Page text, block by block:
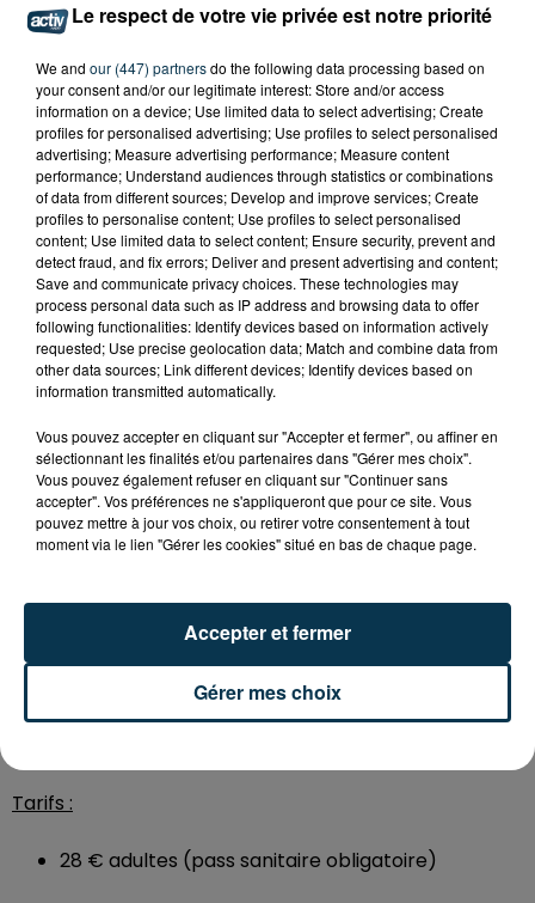
Tom Villa sur la scène de Montrond-les-Bains : il
dégaine façon sniper son humour malin et ses
punchlines bien senties.
Venez assister à sa remise de trophées
malicieusement décalée : le comédien et chroniqueur
a enfilé son smoking pour une cérémonie de remise
de prix bien personnelle, de l’écologie aux médias, des
réseaux sociaux au racisme, des gilets jaunes aux
mariages à thèmes, de la chirurgie esthétique aux
Religions, Tom nous raconte la société avec humour
en ne se moquant que d’une seule personne avant
tout : lui-même.
Prendre vos Billets :
A l’Office de tourisme Forez-Est, maisons du tourisme
de Montrond-les-Bains (04 77 94 64 74), Feurs,
Chazelles-sur-Lyon et Panissières, ainsi qu’à l’Office de
bureaux de St-Just-St-Rambert, Montbrison, Boën et
St-Bonnet-le-Château,
https://www.forez-
est.com/billetterie/268489/tom-villa-les-nommes-
Tarifs :
28 € adultes (pass sanitaire obligatoire)
Le respect de votre vie privée est notre priorité
We and our (447) partnersdo the following data processing based on
your consent and/or our legitimate interest: Store and/or access
information on a device; Use limited data to select advertising; Create
profiles for personalised advertising; Use profiles to select personalised
advertising; Measure advertising performance; Measure content
performance; Understand audiences through statistics or combinations
of data from different sources; Develop and improve services; Create
profiles to personalise content; Use profiles to select personalised
content; Use limited data to select content; Ensure security, prevent and
detect fraud, and fix errors; Deliver and present advertising and content;
Save and communicate privacy choices. These technologies may
process personal data such as IP address and browsing data to offer
following functionalities: Identify devices based on information actively
requested; Use precise geolocation data; Match and combine data from
other data sources; Link different devices; Identify devices based on
information transmitted automatically.
Vous pouvez accepter en cliquant sur "Accepter et fermer", ou affiner en
sélectionnant les finalités et/ou partenaires dans "Gérer mes choix".
Vous pouvez également refuser en cliquant sur "Continuer sans
accepter". Vos préférences ne s'appliqueront que pour ce site. Vous
pouvez mettre à jour vos choix, ou retirer votre consentement à tout
moment via le lien "Gérer les cookies" situé en bas de chaque page.
Gérer mes choix
Accepter et fermer